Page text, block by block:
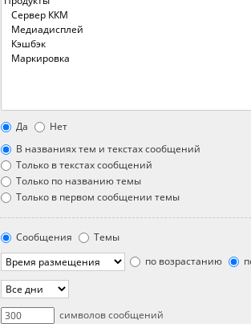
Да
Нет
В названиях тем и текстах сообщений
Только в текстах сообщений
Только по названию темы
Только в первом сообщении темы
Сообщения
Темы
по возрастанию
символов сообщений